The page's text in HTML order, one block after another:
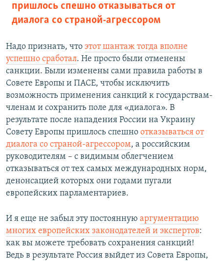
пришлось спешно отказываться от
диалога со страной-агрессором
Надо признать, что этот шантаж тогда вполне
успешно сработал. Не просто были отменены
санкции. Были изменены сами правила работы в
Совете Европы и ПАСЕ, чтобы исключить
возможность применения санкций к государствам-
членам и сохранить поле для «диалога». В
результате после нападения России на Украину
Совету Европы пришлось спешно отказываться от
диалога со страной-агрессором, а российским
руководителям – с видимым облегчением
отказываться от тех самых международных норм,
денонсацией которых они годами пугали
европейских парламентариев.
И я еще не забыл эту постоянную аргументацию
многих европейских законодателей и экспертов:
как вы можете требовать сохранения санкций!
Ведь в результате Россия выйдет из Совета Европы,